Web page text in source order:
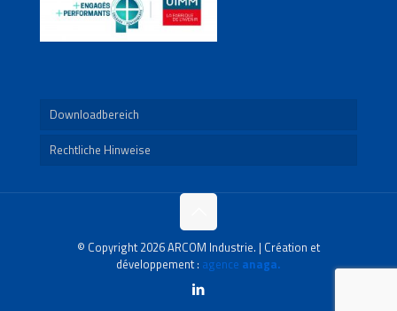
Downloadbereich
Rechtliche Hinweise
© Copyright 2026 ARCOM Industrie. | Création et
développement : agence anaga.